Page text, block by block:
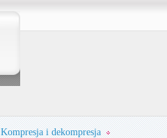
Kompresja i dekompresja